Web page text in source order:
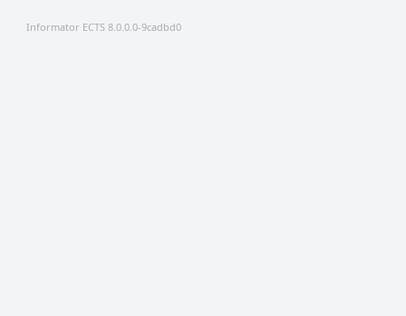
Informator ECTS 8.0.0.0-9cadbd0